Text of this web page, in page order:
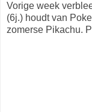
Vorige week
(6j.) houdt van
zomerse Pikachu.